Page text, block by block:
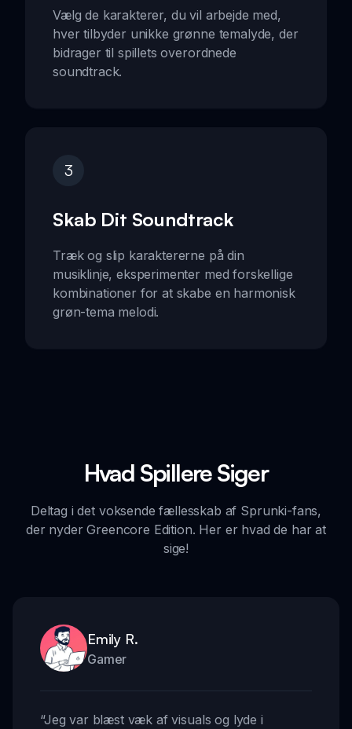
Vælg de karakterer, du vil arbejde med,
hver tilbyder unikke grønne temalyde, der
bidrager til spillets overordnede
soundtrack.
3
Skab Dit Soundtrack
Træk og slip karaktererne på din
musiklinje, eksperimenter med forskellige
kombinationer for at skabe en harmonisk
grøn-tema melodi.
Hvad Spillere Siger
Deltag i det voksende fællesskab af Sprunki-fans,
der nyder Greencore Edition. Her er hvad de har at
sige!
Emily R.
Gamer
“Jeg var blæst væk af visuals og lyde i